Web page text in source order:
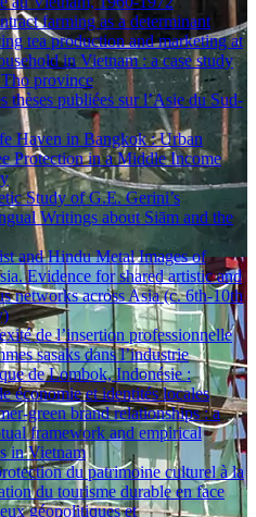
farming as a determinant
tea production and marketing at
in Vietnam : a case study
province
thèses publiées sur l’Asie du Sud-
Haven in Bangkok : Urban
Protection in a Middle Income
Study of G.E. Gerini’s
Writings about Siām and the
and Hindu Metal Images of
Evidence for shared artistic and
networks across Asia (c. 6th-10th
de l’insertion professionnelle
sasaks dans l’industrie
de Lombok, Indonésie :
économie et identités locales
green brand relationships : a
framework and empirical
in Vietnam
du patrimoine culturel à la
du tourisme durable en face
géopolitiques et